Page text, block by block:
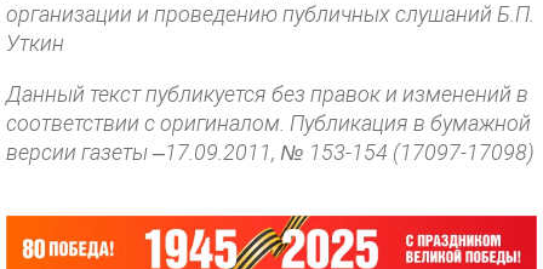
организации и проведению публичных слушаний Б.П.
Уткин
Данный текст публикуется без правок и изменений в
соответствии с оригиналом. Публикация в бумажной
версии газеты –17.09.2011, № 153-154 (17097-17098)